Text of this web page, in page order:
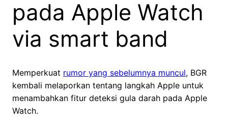
pada Apple Watch
via smart band
Memperkuat rumor yang sebelumnya muncul, BGR
kembali melaporkan tentang langkah Apple untuk
menambahkan fitur deteksi gula darah pada Apple
Watch.